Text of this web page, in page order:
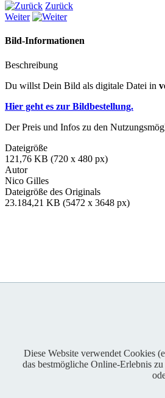
Zurück
Weiter
Bild-Informationen
Beschreibung
Du willst Dein Bild als digitale Datei in
Hier geht es zur Bildbestellung.
Der Preis und Infos zu den
Dateigröße
121,76 KB (720 x 480 px)
Autor
Nico Gilles
Dateigröße des Originals
23.184,21 KB (5472 x 3648 px)
Enduro One Series
Diese Website verwendet Cookies
das bestmögliche Online-Erlebnis